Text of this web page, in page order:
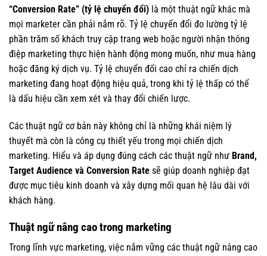
“Conversion Rate” (tỷ lệ chuyển đổi) là một thuật ngữ khác mà
mọi marketer cần phải nắm rõ. Tỷ lệ chuyển đổi đo lường tỷ lệ
phần trăm số khách truy cập trang web hoặc người nhận thông
điệp marketing thực hiện hành động mong muốn, như mua hàng
hoặc đăng ký dịch vụ. Tỷ lệ chuyển đổi cao chỉ ra chiến dịch
marketing đang hoạt động hiệu quả, trong khi tỷ lệ thấp có thể
là dấu hiệu cần xem xét và thay đổi chiến lược.
Các thuật ngữ cơ bản này không chỉ là những khái niệm lý
thuyết mà còn là công cụ thiết yếu trong mọi chiến dịch
marketing. Hiểu và áp dụng đúng cách các thuật ngữ như Brand,
Target Audience và Conversion Rate sẽ giúp doanh nghiệp đạt
được mục tiêu kinh doanh và xây dựng mối quan hệ lâu dài với
khách hàng.
Thuật ngữ nâng cao trong marketing
Trong lĩnh vực marketing, việc nắm vững các thuật ngữ nâng cao